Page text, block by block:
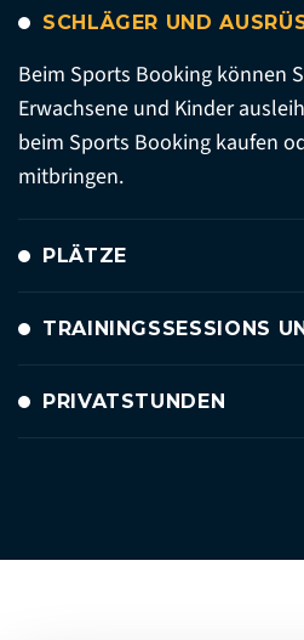
SCHLÄGER UND
Beim Sports Booking können
Erwachsene und Kinder
beim Sports Booking kaufen
mitbringen.
PLÄTZE
TRAININGSSESSIONS
PRIVATSTUNDEN